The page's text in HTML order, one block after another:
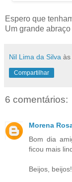
Espero que
Um grande
Nil Lima da Silva às
Compartilhar
6 comentários:
Morena
Bom dia
ficou mais
Beijos,